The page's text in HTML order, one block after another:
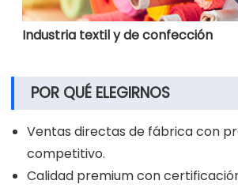
Industria textil y de confección
POR QUÉ ELEGIRNOS
Ventas directas de fábrica con
competitivo.
Calidad premium con certificación